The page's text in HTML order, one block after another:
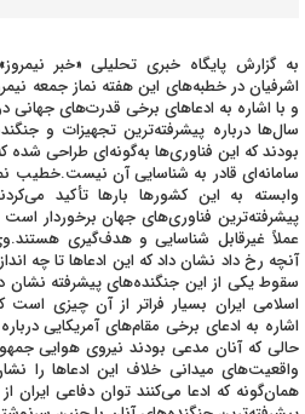
به گزارش پایگاه خبری تحلیلی «خبر
اشرفیان در خطبه‌های این هفته نماز جمعه
و با اشاره به ادعاهای برخی قدرت‌های جهانی
سال‌ها درباره پیشرفته‌ترین تجهیزات و
بودند که این فناوری‌ها به‌گونه‌ای طراحی شده
سامانه‌ای قادر به شناسایی آن نیست.خطیب
وابسته به این کشورها بارها تأکید
پیشرفته‌ترین فناوری‌های جهان برخوردار
عملاً غیرقابل شناسایی و هدف‌گیری
آنچه رخ داد نشان داد که این ادعاها تا چه
سقوط یکی از این جنگنده‌های پیشرفته نشان
اسلامی ایران بسیار فراتر از آن چیزی است
اشاره به ادعای برخی مقام‌های آمریکایی
حالی که آنان مدعی بودند نیروی هوایی
واقعیت‌های میدانی خلاف این ادعاها را
همان‌گونه که ادعا می‌کنند توان دفاعی